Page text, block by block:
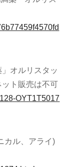
オルリスタッ
ト販売は不可
OYT1T5017
カル、アライ)